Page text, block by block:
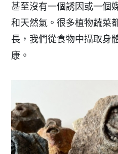
甚至沒有一個誘因或一個
和天然氣。很多植物蔬菜
長，我們從食物中攝取身
康。